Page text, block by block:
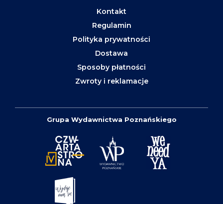
Kontakt
Regulamin
Polityka prywatności
Dostawa
Sposoby płatności
Zwroty i reklamacje
Grupa Wydawnictwa Poznańskiego